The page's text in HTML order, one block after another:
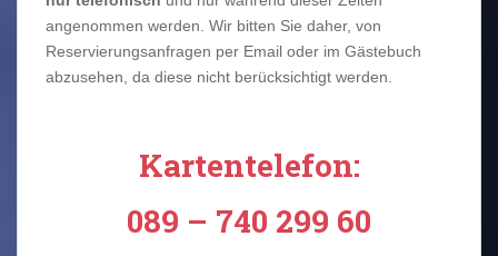
angenommen werden. Wir bitten Sie daher, von
Reservierungsanfragen per Email oder im Gästebuch
abzusehen, da diese nicht berücksichtigt werden.
Kartentelefon:
089 – 740 299 60